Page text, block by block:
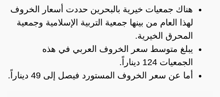
هناك جمعيات خيرية بالبحرين حددت أسعار الخروف
لهذا العام من بينها جمعية التربية الإسلامية وجمعية
المحرق الخيرية.
يبلغ متوسط سعر الخروف العربي في هذه
الجمعيات 124 ديناراً.
أما عن سعر الخروف المستورد فيصل إلى 49 ديناراً.